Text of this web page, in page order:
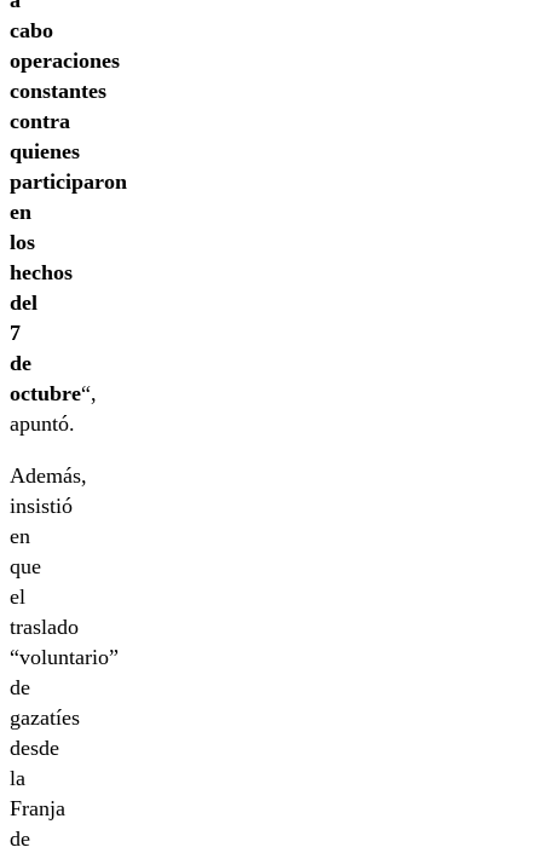
cabo
operaciones
constantes
contra
quienes
participaron
en
los
hechos
del
7
de
octubre“,
apuntó.
Además,
insistió
en
que
el
traslado
“voluntario”
de
gazatíes
desde
la
Franja
de